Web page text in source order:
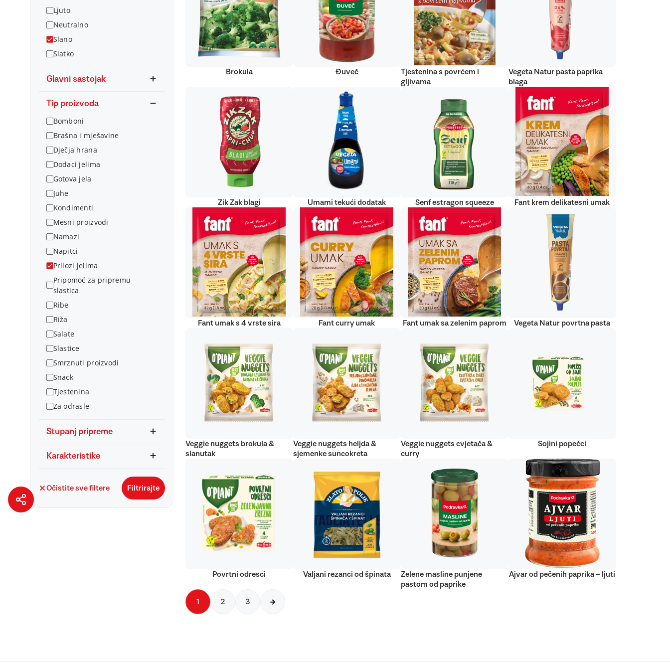
Ljuto
Neutralno
Slano
Slatko
Glavni sastojak
Tip proizvoda
Bomboni
Brašna i mješavine
Dječja hrana
Dodaci jelima
Gotova jela
Juhe
Kondimenti
Mesni proizvodi
Namazi
Napitci
Prilozi jelima
Pripomoć za pripremu
slastica
Ribe
Riža
Salate
Slastice
Smrznuti proizvodi
Snack
Tjestenina
Za odrasle
Stupanj pripreme
Karakteristike
Očistite sve filtere Filtrirajte
Brokula Đuveč
Tjestenina s povrćem i
gljivama
Vegeta Natur pasta paprika
blaga
Zik Zak blagi Umami tekući dodatak Senf estragon squeeze Fant krem delikatesni umak
Fant umak s 4 vrste sira Fant curry umak Fant umak sa zelenim paprom Vegeta Natur povrtna pasta
Veggie nuggets brokula &
slanutak
Veggie nuggets heljda &
sjemenke suncokreta
Veggie nuggets cvjetača &
curry
Sojini popečci
Povrtni odresci Valjani rezanci od špinata
Zelene masline punjene
pastom od paprike
Ajvar od pečenih paprika – ljuti
1 2 3